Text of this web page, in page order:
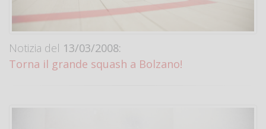
Notizia del 13/03/2008:
Torna il grande squash a Bolzano!